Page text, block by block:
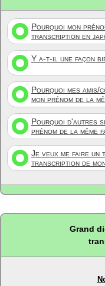
Pourquoi mon
transcription en
Y a-t-il une façon
Pourquoi mes
mon prénom de la
Pourquoi d'autres
prénom de la même
Je veux me faire un
transcription de
Grand